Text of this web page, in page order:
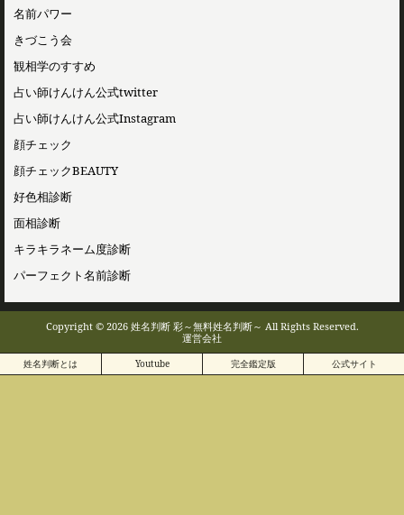
名前パワー
きづこう会
観相学のすすめ
占い師けんけん公式twitter
占い師けんけん公式Instagram
顔チェック
顔チェックBEAUTY
好色相診断
面相診断
キラキラネーム度診断
パーフェクト名前診断
Copyright © 2026 姓名判断 彩～無料姓名判断～ All Rights Reserved.
運営会社
姓名判断とは Youtube 完全鑑定版 公式サイト